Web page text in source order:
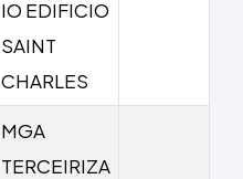
IO EDIFICIO
SAINT
CHARLES
MGA
TERCEIRIZA